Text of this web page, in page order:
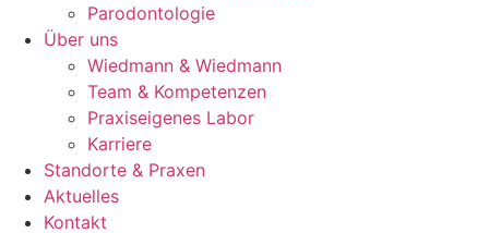
Parodontologie
Über uns
Wiedmann & Wiedmann
Team & Kompetenzen
Praxiseigenes Labor
Karriere
Standorte & Praxen
Aktuelles
Kontakt